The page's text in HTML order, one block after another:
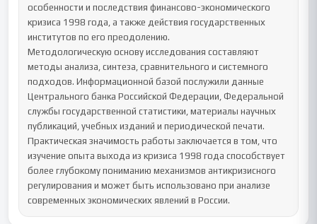
особенности и последствия финансово-экономического
кризиса 1998 года, а также действия государственных
институтов по его преодолению.
Методологическую основу исследования составляют
методы анализа, синтеза, сравнительного и системного
подходов. Информационной базой послужили данные
Центрального банка Российской Федерации, Федеральной
службы государственной статистики, материалы научных
публикаций, учебных изданий и периодической печати.
Практическая значимость работы заключается в том, что
изучение опыта выхода из кризиса 1998 года способствует
более глубокому пониманию механизмов антикризисного
регулирования и может быть использовано при анализе
современных экономических явлений в России.